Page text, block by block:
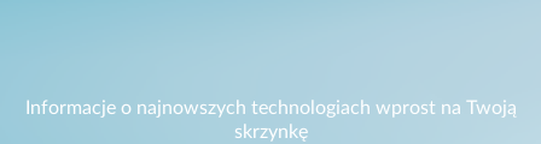
Informacje o najnowszych technologiach wprost na Twoją
skrzynkę